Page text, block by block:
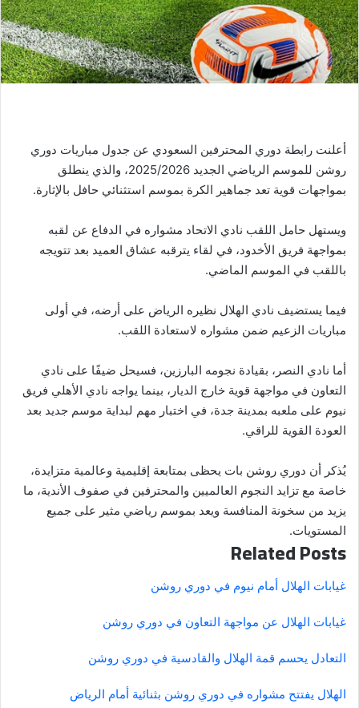
أعلنت رابطة دوري المحترفين السعودي عن جدول مباريات دوري
روشن للموسم الرياضي الجديد 2025/2026، والذي ينطلق
بمواجهات قوية تعد جماهير الكرة بموسم استثنائي حافل بالإثارة.
ويستهل حامل اللقب نادي الاتحاد مشواره في الدفاع عن لقبه
بمواجهة فريق الأخدود، في لقاء يترقبه عشاق العميد بعد تتويجه
باللقب في الموسم الماضي.
فيما يستضيف نادي الهلال نظيره الرياض على أرضه، في أولى
مباريات الزعيم ضمن مشواره لاستعادة اللقب.
أما نادي النصر، بقيادة نجومه البارزين، فسيحل ضيفًا على نادي
التعاون في مواجهة قوية خارج الديار، بينما يواجه نادي الأهلي فريق
نيوم على ملعبه بمدينة جدة، في اختبار مهم لبداية موسم جديد بعد
العودة القوية للراقي.
يُذكر أن دوري روشن بات يحظى بمتابعة إقليمية وعالمية متزايدة،
خاصة مع تزايد النجوم العالميين والمحترفين في صفوف الأندية، ما
يزيد من سخونة المنافسة ويعد بموسم رياضي مثير على جميع
المستويات.
Related Posts
غيابات الهلال أمام نيوم في دوري روشن
غيابات الهلال عن مواجهة التعاون في دوري روشن
التعادل يحسم قمة الهلال والقادسية في دوري روشن
الهلال يفتتح مشواره في دوري روشن بثنائية أمام الرياض